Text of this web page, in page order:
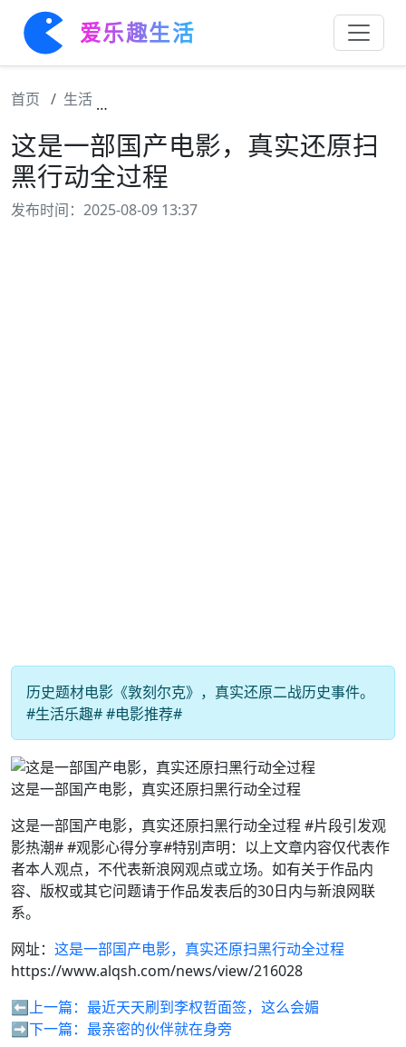
爱乐趣生活
首页 生活
这是一部国产电影，真实还原扫
黑行动全过程
发布时间：2025-08-09 13:37
历史题材电影《敦刻尔克》，真实还原二战历史事件。
#生活乐趣# #电影推荐#
这是一部国产电影，真实还原扫黑行动全过程
这是一部国产电影，真实还原扫黑行动全过程 #片段引发观
影热潮# #观影心得分享#特别声明：以上文章内容仅代表作
者本人观点，不代表新浪网观点或立场。如有关于作品内
容、版权或其它问题请于作品发表后的30日内与新浪网联
系。
网址： 这是一部国产电影，真实还原扫黑行动全过程
https://www.alqsh.com/news/view/216028
⬅️上一篇： 最近天天刷到李权哲面签，这么会媚
➡️下一篇： 最亲密的伙伴就在身旁